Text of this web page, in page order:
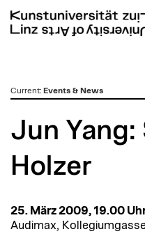
zumCurrent: Events & News
Jun Yang:
Holzer
25. März 2009, 19.00
Audimax,